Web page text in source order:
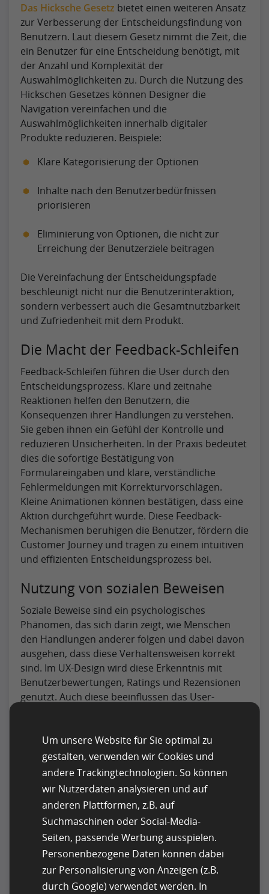
Das Hicksche Gesetz bietet einen weiteren Ansatz
zur Verbesserung der Entscheidungsfindung von
Benutzern. Laut diesem Gesetz nimmt die Zeit, die
ein Benutzer für eine Entscheidung benötigt, mit
der Anzahl und Komplexität der
Auswahlmöglichkeiten zu. Durch die Nutzung des
Hickschen Gesetzes können Designer die
Navigation vereinfachen und die
Auswahlmöglichkeiten innerhalb digitaler
Produkte reduzieren. Beispiele:
Klare Kategorisierung der Optionen
Inhalte nach den Benutzerbedürfnissen
priorisieren
Eliminierung von Optionen, die nicht zur
Erreichung der Benutzerziele beitragen
Die Vereinfachung der Entscheidungspfade
beschleunigt nicht nur die Benutzerinteraktion,
sondern verbessert auch die Gesamtnutzbarkeit
und Zufriedenheit mit dem Produkt.
Die Macht der Feedback-Schleifen
Feedback-Schleifen führen die User durch den
Entscheidungsprozess. Klare und zeitnahe
Reaktionen helfen den Benutzern, die
Konsequenzen ihrer Handlungen zu verstehen.
Sie geben ihnen ein Gefühl der Kontrolle und
reduzieren Unsicherheiten. In der Praxis bedeutet
dies die sofortige Bestätigung von
Formulareingaben und klare, verständliche
Fehlermeldungen mit Korrekturvorschlägen.
Kleine Animationen können bestätigen, dass eine
Aktion durchgeführt wurde. Diese Feedback-
Mechanismen beruhigen die Benutzer, fördern die
Customer Journey und tragen zu einem intuitiven
und effizienten Entscheidungsprozess bei.
Nutzung von sozialen Beweisen
Soziale Beweise sind ein psychologisches
Phänomen, das sich darin zeigt, wie Menschen
den Handlungen anderer folgen und dabei davon
ausgehen, dass diese Verhaltensweisen korrekt
sind. Im UX-Design wird diese Erkenntnis mit
Benutzerbewertungen, Ratings und Rezensionen
genutzt. Auch diese beeinflussen das User-
oder ein Produkt empfohlen haben, erhöht das
Vertrauen und die Zuversicht der Benutzer. Es
lenkt sie zu fundierten Entscheidungen. Dies ist
besonders effektiv auf E-Commerce-Plattformen,
wo die Entscheidungsfindung maßgeblich für die
Conversion Rate ist.
Überwindung der
Auswahlüberlastung durch
intelligente Voreinstellungen und
prädiktives Design
Um unsere Website für Sie optimal zu
gestalten, verwenden wir Cookies und
andere Trackingtechnologien. So können
wir Nutzerdaten analysieren und auf
anderen Plattformen, z.B. auf
Suchmaschinen oder Social-Media-
Seiten, passende Werbung ausspielen.
Personenbezogene Daten können dabei
zur Personalisierung von Anzeigen (z.B.
durch Google) verwendet werden. In